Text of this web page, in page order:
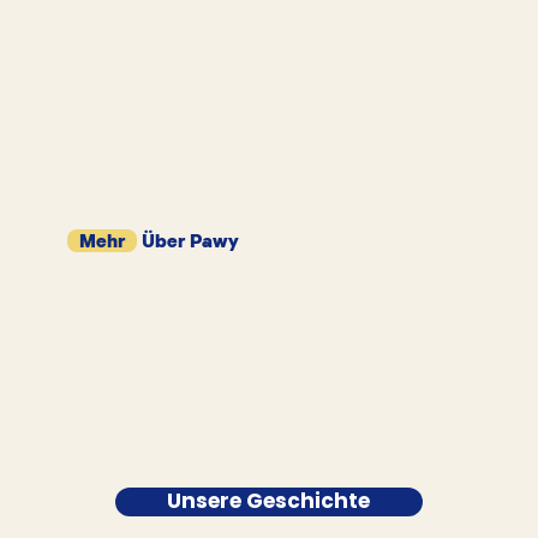
Mehr Über Pawy
Unsere Geschichte